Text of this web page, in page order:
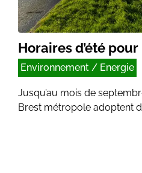
Horaires d’été
Environnement / Energie
Jusqu’au mois de
Brest métropole adoptent